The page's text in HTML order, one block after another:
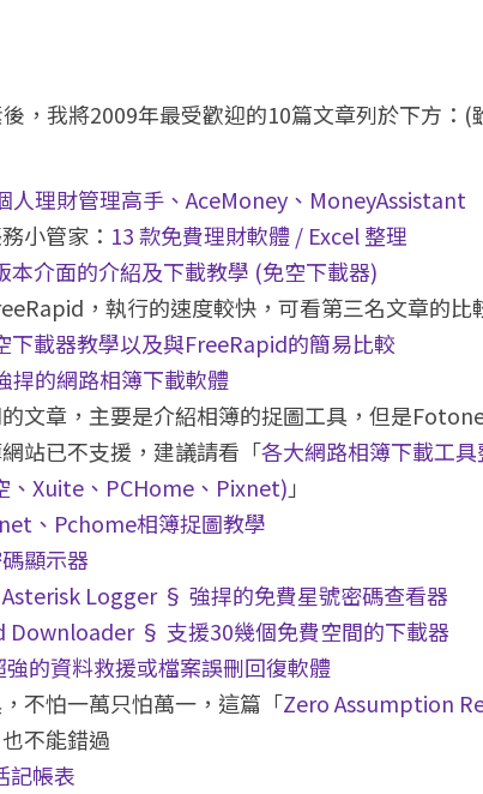
，我將2009年最受歡迎的10篇文章列於下方：(
理財管理高手、AceMoney、MoneyAssistant
小管家： 13 款免費理財軟體 / Excel 整理
介面的介紹及下載教學 (免空下載器)
，執行的速度較快，可看第三名文章的比
載器教學以及與FreeRapid的簡易比較
的網路相簿下載軟體
文章，主要是介紹相簿的捉圖工具，但是
站已不支援，建議請看「各大網路相簿下載工
、Xuite、PCHome、Pixnet) 」
、Pchome相簿捉圖教學
顯示器
Asterisk Logger § 強捍的免費星號密碼查看器
§ 支援30幾個免費空間的下載器
的資料救援或檔案誤刪回復軟體
不怕一萬只怕萬一，這篇「Zero Assumption
也不能錯過
記帳表